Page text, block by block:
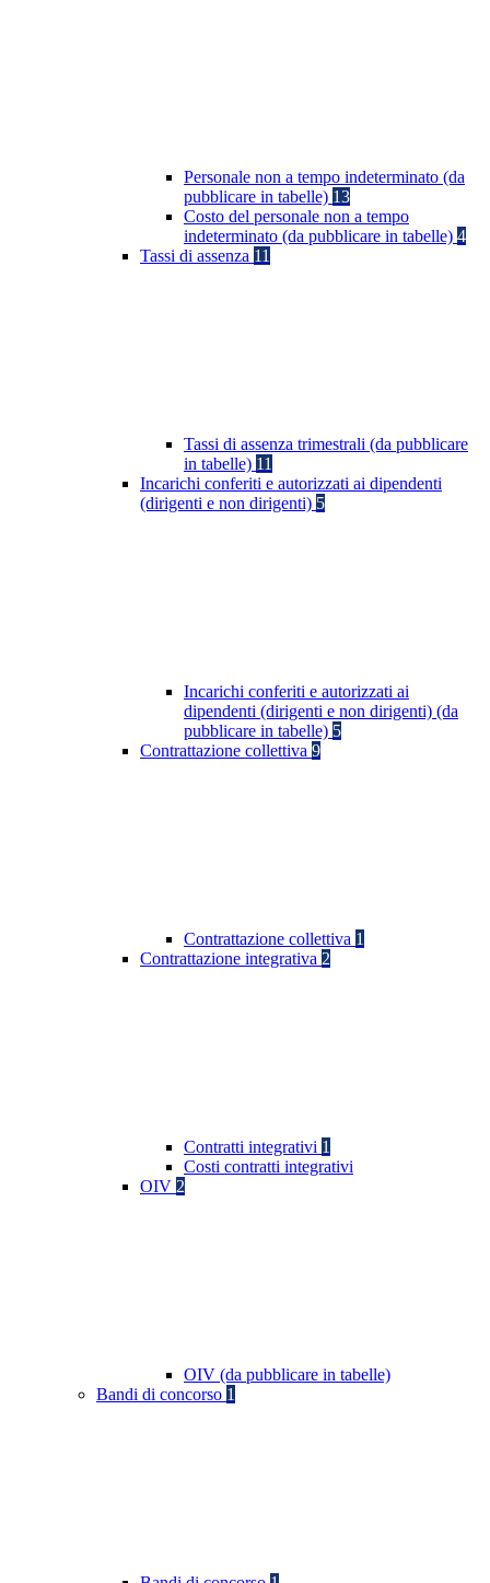
Personale non a tempo indeterminato (da
pubblicare in tabelle) 13
Costo del personale non a tempo
indeterminato (da pubblicare in tabelle) 4
Tassi di assenza 11
Tassi di assenza trimestrali (da pubblicare
in tabelle) 11
Incarichi conferiti e autorizzati ai dipendenti
(dirigenti e non dirigenti) 5
Incarichi conferiti e autorizzati ai
dipendenti (dirigenti e non dirigenti) (da
pubblicare in tabelle) 5
Contrattazione collettiva 9
Contrattazione collettiva 1
Contrattazione integrativa 2
Contratti integrativi 1
Costi contratti integrativi
OIV 2
OIV (da pubblicare in tabelle)
Bandi di concorso 1